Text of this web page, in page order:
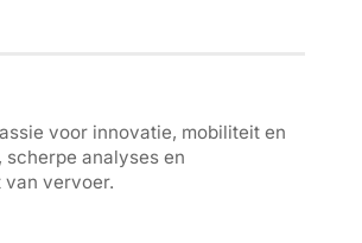
voor innovatie, mobiliteit en
analyses en
van vervoer.